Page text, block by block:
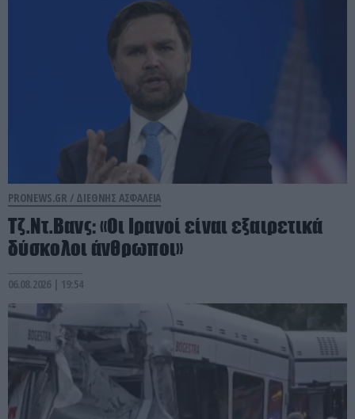
PRONEWS.GR / ΔΙΕΘΝΗΣ ΑΣΦΑΛΕΙΑ
Τζ.Ντ.Βανς: «Οι Ιρανοί είναι εξαιρετικά
δύσκολοι άνθρωποι»
06.08.2026 | 19:54